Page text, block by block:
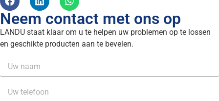
Neem contact met ons op
LANDU staat klaar om u te helpen uw problemen op te lossen
en geschikte producten aan te bevelen.